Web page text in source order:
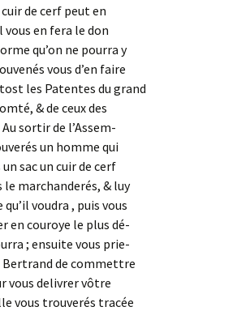
de cerf peut en
en fera le don
qu’on ne pourra y
vous d’en faire
les Patentes du grand
& de ceux des
Au sortir de l’Assem-
un homme qui
sac un cuir de cerf
le marchanderés, & luy
qu’il voudra , puis vous
en couroye le plus dé-
; ensuite vous prie-
Bertrand de commettre
vous delivrer vôtre
vous trouverés tracée